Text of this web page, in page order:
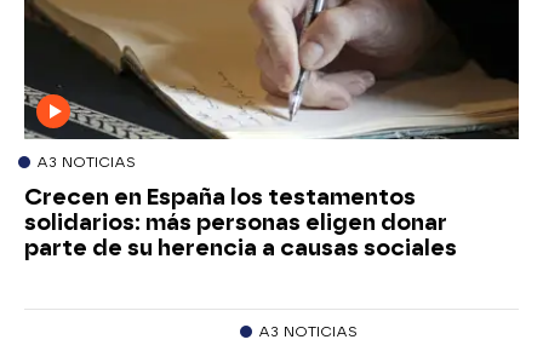
A3 NOTICIAS
Crecen en España los testamentos
solidarios: más personas eligen donar
parte de su herencia a causas sociales
A3 NOTICIAS